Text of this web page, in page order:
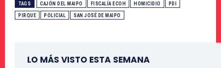
TAGS CAJÓN DEL MAIPO FISCALÍA ECOH HOMICIDIO PDI
PIRQUE POLICIAL SAN JOSÉ DE MAIPO
LO MÁS VISTO ESTA SEMANA